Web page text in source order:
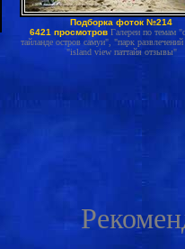
Подборка фоток №214
6421 просмотров Галереи по темам
тайланде остров самуи", "парк
"island view паттайя отзывы"